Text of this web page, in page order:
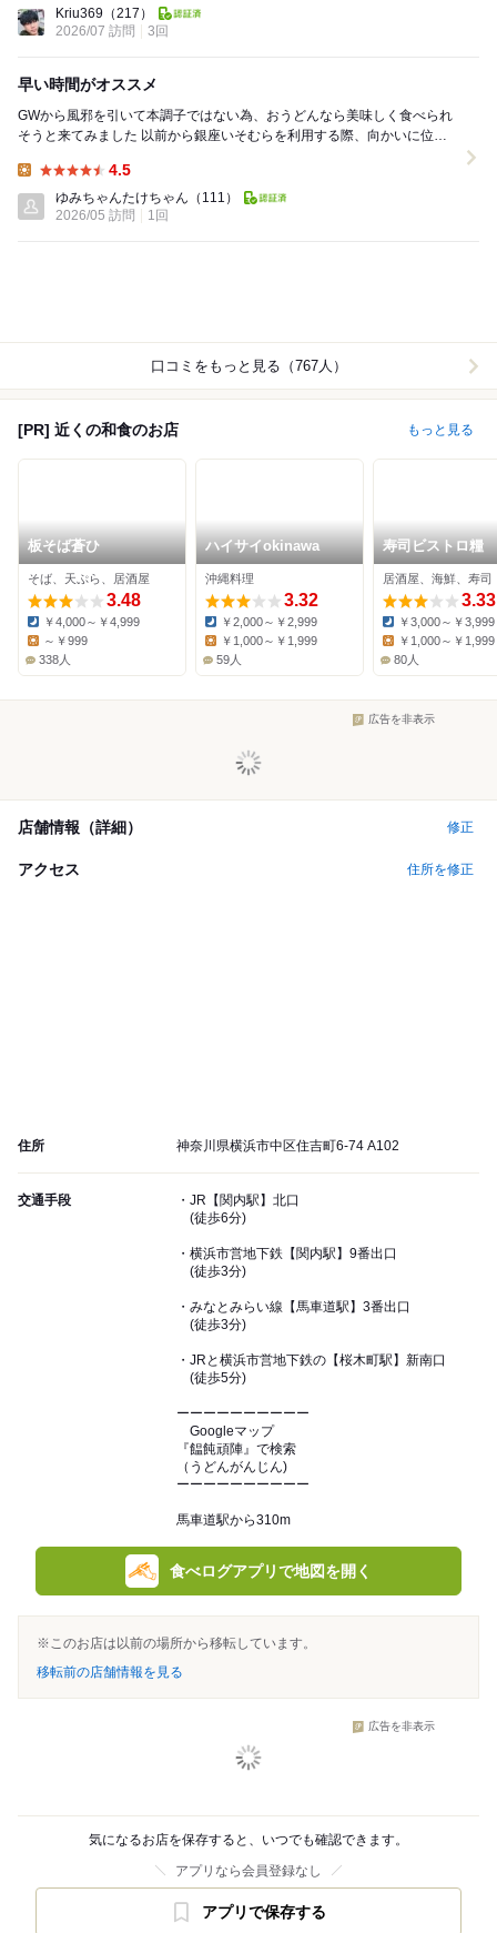
Kriu369 （217）
2026/07 訪問
3回
早い時間がオススメ
GWから風邪を引いて本調子ではない為、おうどんなら美味しく食べられ
そうと来てみました 以前から銀座いそむらを利用する際、向かいに位置
4.5
ゆみちゃんたけちゃん （111）
2026/05 訪問
1回
口コミをもっと見る（767人）
[PR] 近くの和食のお店 もっと見る
板そば蒼ひ
そば、天ぷら、居酒屋
3.48
Dinner:
￥4,000～￥4,999
～￥999
338人
ハイサイokinawa
沖縄料理
3.32
Dinner:
￥2,000～￥2,999
Lunch:
￥1,000～￥1,999
59人
寿司ビストロ糧
居酒屋、海鮮、寿司
3.33
Dinner:
￥3,000～￥3,999
Lunch:
￥1,000～￥1,999
80人
広告を非表示
店舗情報（詳細） 修正
アクセス 住所を修正
住所 神奈川県横浜市中区住吉町6-74 A102
交通手段
・JR【関内駅】北口
(徒歩6分)
・横浜市営地下鉄【関内駅】9番出口
(徒歩3分)
・みなとみらい線【馬車道駅】3番出口
(徒歩3分)
・JRと横浜市営地下鉄の【桜木町駅】新南口
(徒歩5分)
ーーーーーーーーーー
Googleマップ
『饂飩頑陣』で検索
（うどんがんじん)
ーーーーーーーーーー
馬車道駅から310m
食べログアプリで地図を開く
※このお店は以前の場所から移転しています。
移転前の店舗情報を見る
広告を非表示
気になるお店を保存すると、いつでも確認できます。
アプリなら会員登録なし
アプリで保存する